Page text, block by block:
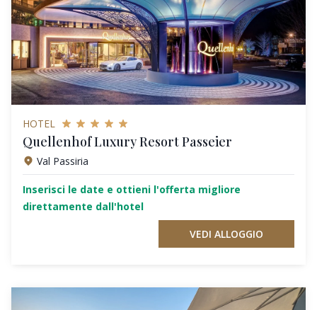
HOTEL
Quellenhof Luxury Resort Passeier
Val Passiria
Inserisci le date e ottieni l'offerta migliore
direttamente dall'hotel
VEDI ALLOGGIO